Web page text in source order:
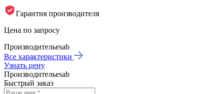
Гарантия производителя
Цена по запросу
Производительesab
Все характеристики
Узнать цену
Производительesab
Быстрый заказ